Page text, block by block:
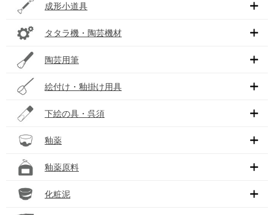
成形小道具
タタラ機・陶芸機材
陶芸用筆
絵付け・釉掛け用具
下絵の具・呉須
釉薬
釉薬原料
化粧泥